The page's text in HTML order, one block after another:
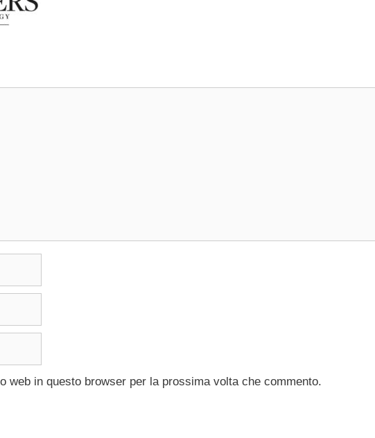
web in questo browser per la prossima volta che commento.